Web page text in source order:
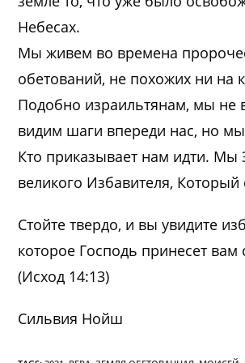
Небесах.
Мы живем во времена
обетований, не похожих ни на
Подобно израильтянам, мы не
видим шаги впереди нас, но
Кто приказывает нам идти.
великого Избавителя, Который
Стойте твердо, и вы увидите
которое Господь принесет вам
(Исход 14:13)
Сильвия Нойш